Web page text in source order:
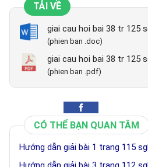
TẢI VỀ
giai cau hoi bai 38 tr 125
(phien ban .doc)
giai cau hoi bai 38 tr 125
(phien ban .pdf)
CÓ THỂ BẠN QUAN TÂM
Hướng dẫn giải bài 1 trang 115